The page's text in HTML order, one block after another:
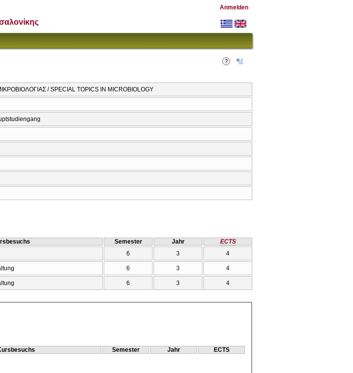
Anmelden
/ SPECIAL TOPICS IN MICROBIOLOGY
Semester Jahr
ECTS
6 3 4
6 3 4
6 3 4
Semester Jahr ECTS